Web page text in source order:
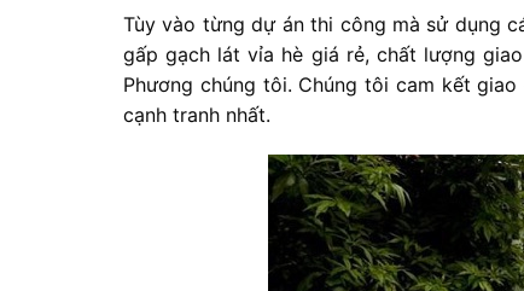
Tùy vào từng dự án thi công mà sử dụng
gấp gạch lát vỉa hè giá rẻ, chất lượng
Phương chúng tôi. Chúng tôi cam kết
cạnh tranh nhất.